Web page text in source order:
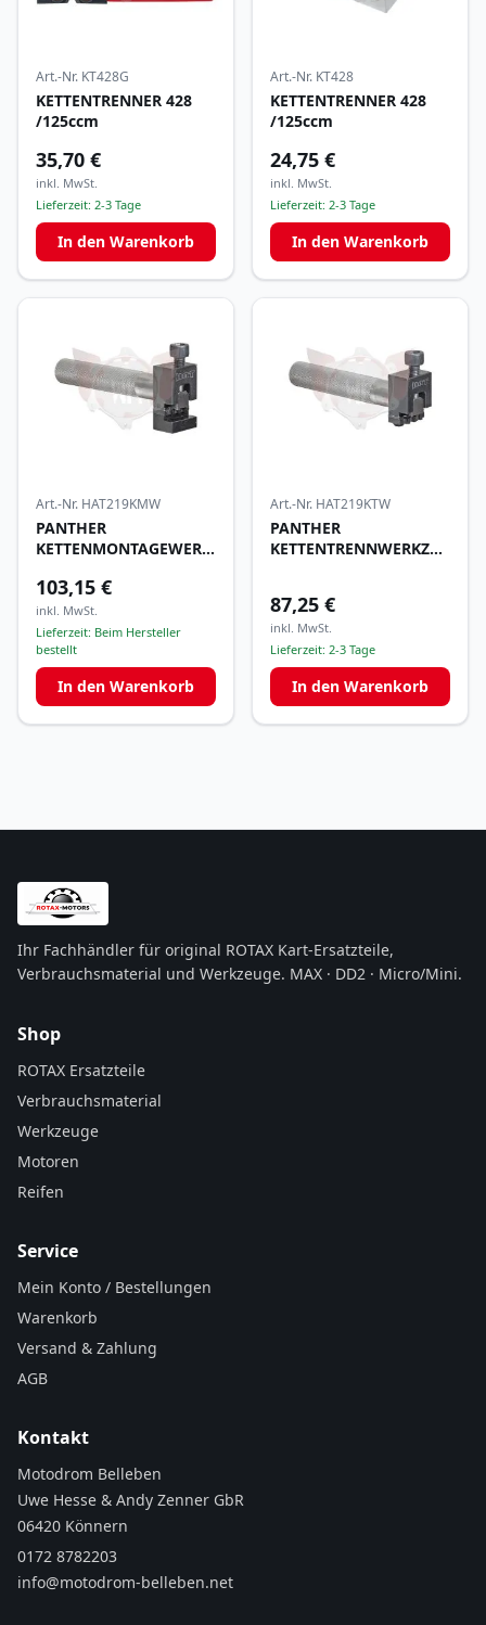
Art.-Nr. KT428G
KETTENTRENNER 428
/125ccm
35,70 €
inkl. MwSt.
Lieferzeit: 2-3 Tage
In den Warenkorb
Art.-Nr. KT428
KETTENTRENNER 428
/125ccm
24,75 €
inkl. MwSt.
Lieferzeit: 2-3 Tage
In den Warenkorb
Art.-Nr. HAT219KMW
PANTHER
KETTENMONTAGEWERKZEUG
103,15 €
inkl. MwSt.
Lieferzeit: Beim Hersteller
bestellt
In den Warenkorb
Art.-Nr. HAT219KTW
PANTHER
KETTENTRENNWERKZEUG
87,25 €
inkl. MwSt.
Lieferzeit: 2-3 Tage
In den Warenkorb
Ihr Fachhändler für original ROTAX Kart-Ersatzteile,
Verbrauchsmaterial und Werkzeuge. MAX · DD2 · Micro/Mini.
Shop
ROTAX Ersatzteile
Verbrauchsmaterial
Werkzeuge
Motoren
Reifen
Service
Mein Konto / Bestellungen
Warenkorb
Versand & Zahlung
AGB
Kontakt
Motodrom Belleben
Uwe Hesse & Andy Zenner GbR
06420 Könnern
0172 8782203
info@motodrom-belleben.net